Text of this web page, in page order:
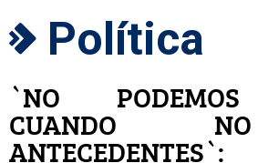
Política
`NO
CUANDO